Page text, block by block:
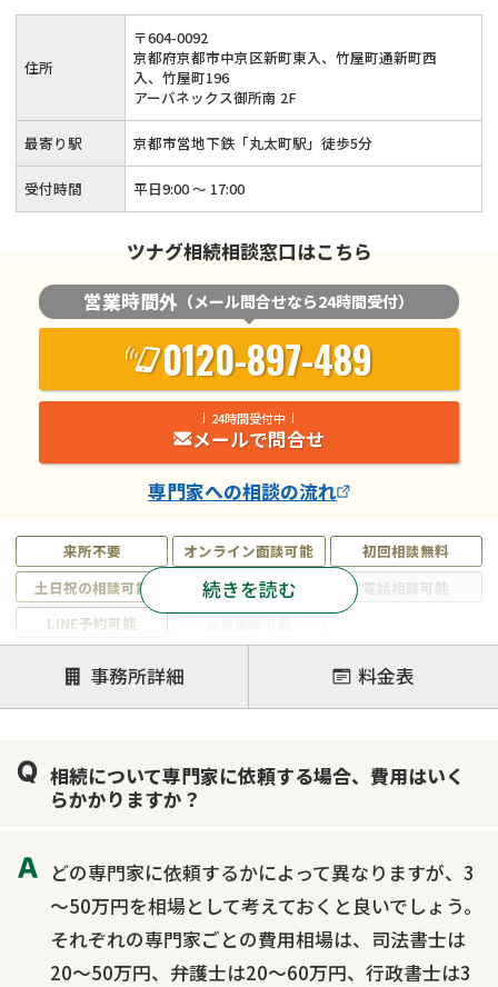
識と経験を活かして安心感のある相続税申告を行います！
来所不要 オンライン面談可能
初回相談無料
土日祝の相談可能
19時以降電話可能
電話相談可能
LINE予約可能
注力案件
遺言書作成・遺言執行
相続放棄
相続登記
相続手続き
銀行手続き
家族信託
成年後見・任意後見
相続トラブル
続きを読む
住所
〒604-0092
京都府京都市中京区新町東入、竹屋町通新町西
入、竹屋町196
アーバネックス御所南 2F
最寄り駅 京都市営地下鉄「丸太町駅」徒歩5分
受付時間 平日9:00 ～ 17:00
ツナグ相続相談窓口はこちら
営業時間外 （メール問合せなら24時間受付）
0120-897-489
24時間受付中
メールで問合せ
専門家への相談の流れ
事務所詳細 料金表
相続について専門家に依頼する場合、費用はいく
らかかりますか？
どの専門家に依頼するかによって異なりますが、3
～50万円を相場として考えておくと良いでしょう。
それぞれの専門家ごとの費用相場は、司法書士は
20～50万円、弁護士は20～60万円、行政書士は3